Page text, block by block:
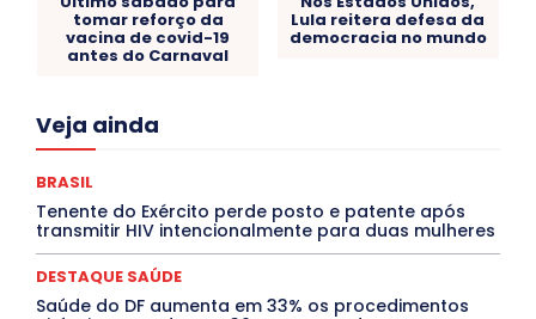
tomar reforço da
vacina de covid-19
antes do Carnaval
Lula reitera defesa da
democracia no mundo
Veja ainda
Acre
Congressuanas & Esplanadumas
Covid-19
Crônica Política
CULTURA
Cultura e Tal
DANÇA Dengue
Denuncia
DESTAQUE BRASIL
DESTAQUE DF
DESTAQUE SAÚDE
DESTAQUES OUTROS
ELEIÇÕES
EMPREGO E OPORTUNIDADES
ENTORNO
BRASIL
Tenente do Exército perde posto e patente após
transmitir HIV intencionalmente para duas mulheres
DESTAQUE SAÚDE
Saúde do DF aumenta em 33% os procedimentos